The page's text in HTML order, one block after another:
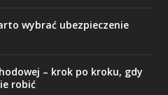
wybrać ubezpieczenie
– krok po kroku, gdy
robić